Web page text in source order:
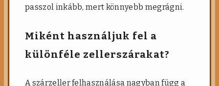
passzol inkább, mert könnyebb megrágni.
Miként használjuk fel a
különféle zellerszárakat?
A szárzeller felhasználása nagyban függ a